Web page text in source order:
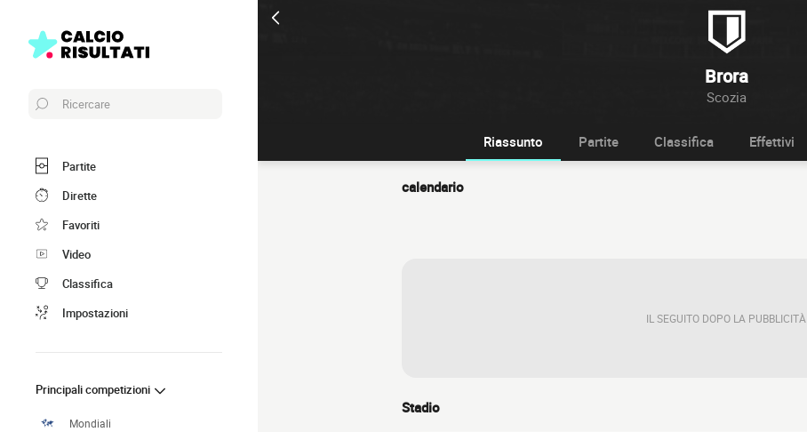
Brora
Scozia
Ricercare
Partite
Dirette
Favoriti
Video
Classifica
Impostazioni
Principali competizioni
Mondiali
Riassunto Partite Classifica Effettivi
calendario
IL SEGUITO DOPO LA PUBBLICITÀ
Stadio